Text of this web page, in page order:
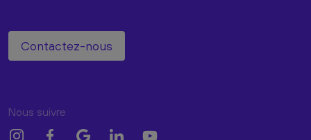
Contactez-nous
Nous suivre